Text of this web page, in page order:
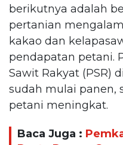
berikutnya adalah
pertanian
kakao dan
pendapatan petani.
Sawit Rakyat (PSR)
sudah mulai panen,
petani meningkat.
Baca Juga :